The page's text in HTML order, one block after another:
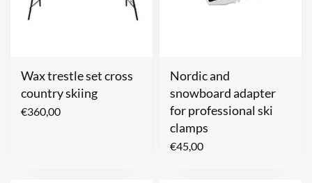
Wax trestle set cross
country skiing
€360,00
Nordic and
snowboard adapter
for professional ski
clamps
€45,00